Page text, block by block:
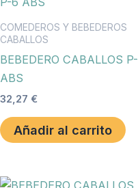
COMEDEROS Y BEBEDEROS
CABALLOS
BEBEDERO CABALLOS
ABS
32,27 €
Añadir al carrito